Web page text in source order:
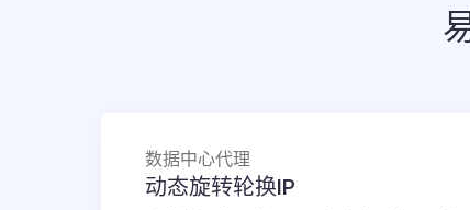
数据中心代理
动态旋转轮换IP